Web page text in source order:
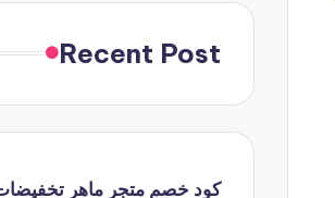
Recent Post